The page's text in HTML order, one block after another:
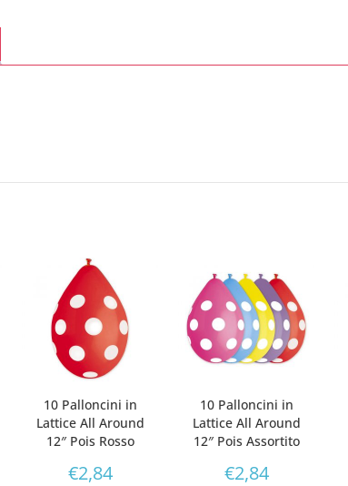
10 Palloncini in
Lattice All Around
12″ Pois Rosso
€2,84
10 Palloncini in
Lattice All Around
12″ Pois Assortito
€2,84